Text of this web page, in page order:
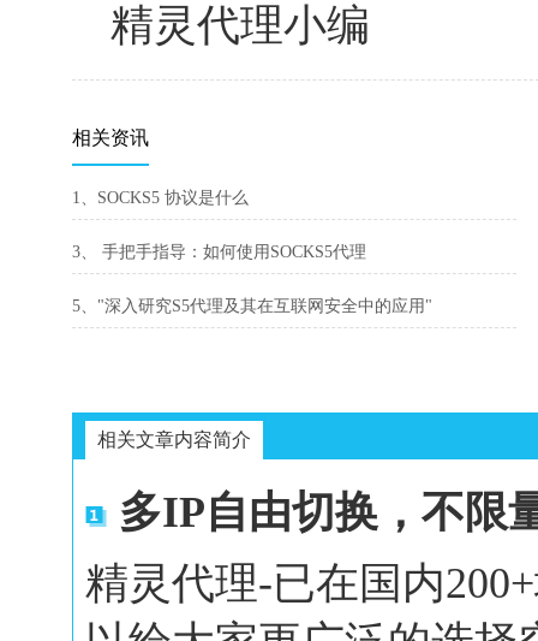
精灵代理小编
相关资讯
1、SOCKS5 协议是什么
3、 手把手指导：如何使用SOCKS5代理
5、"深入研究S5代理及其在互联网安全中的应用"
相关文章内容简介
多IP自由切换，不限
精灵代理-已在国内